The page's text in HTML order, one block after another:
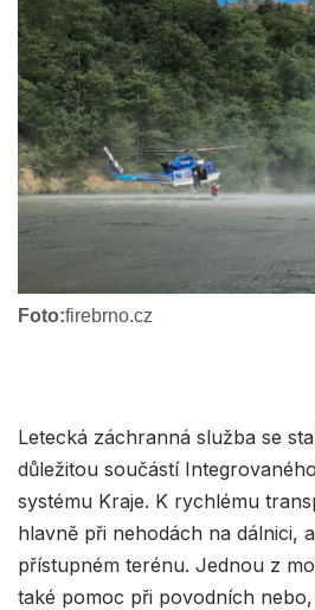
Foto:firebrno.cz
Letecká záchranná služba se
důležitou součástí
systému Kraje. K rychlému
hlavně při nehodách na dálnici,
přístupném terénu. Jednou z
také pomoc při povodních